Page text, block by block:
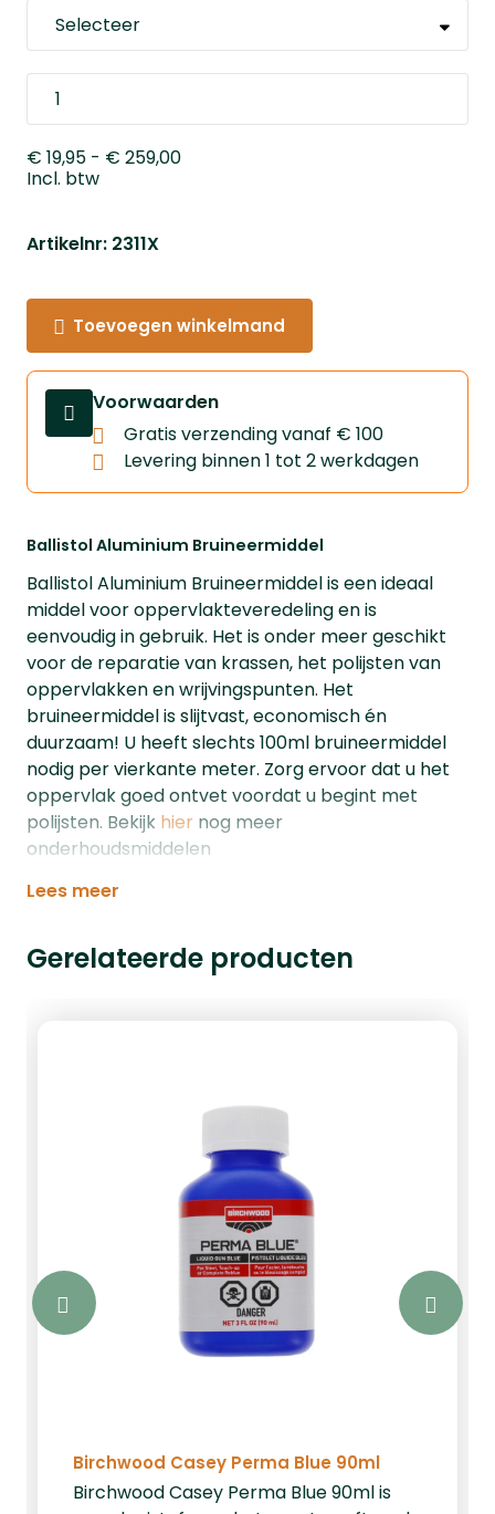
Ballistol Aluminium Bruineermiddel
Ballistol Aluminium Bruineermiddel is een ideaal
middel voor oppervlakteveredeling en is
eenvoudig in gebruik. Het is onder meer geschikt
voor de reparatie van krassen, het polijsten van
oppervlakken en wrijvingspunten. Het
bruineermiddel is slijtvast, economisch én
duurzaam! U heeft slechts 100ml bruineermiddel
nodig per vierkante meter. Zorg ervoor dat u het
oppervlak goed ontvet voordat u begint met
polijsten. Bekijk hier nog meer
onderhoudsmiddelen
Lees meer
€ 19,95 - € 259,00
Incl. btw
Artikelnr: 2311X
Toevoegen winkelmand
Voorwaarden
Gratis verzending vanaf € 100
Levering binnen 1 tot 2 werkdagen
Gerelateerde producten
Birchwood Casey Perma Blue 90ml
Birchwood Casey Perma Blue 90ml is